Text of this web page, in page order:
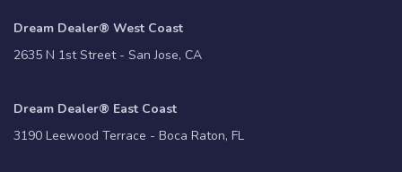
Dream Dealer® West Coast
2635 N 1st Street - San Jose, CA
Dream Dealer® East Coast
3190 Leewood Terrace - Boca Raton, FL